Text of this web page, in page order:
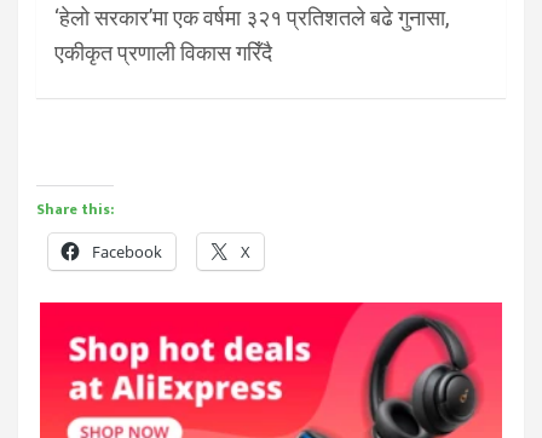
‘हेलो सरकार’मा एक वर्षमा ३२१ प्रतिशतले बढे गुनासा,
एकीकृत प्रणाली विकास गरिँदै
Share this:
Facebook X